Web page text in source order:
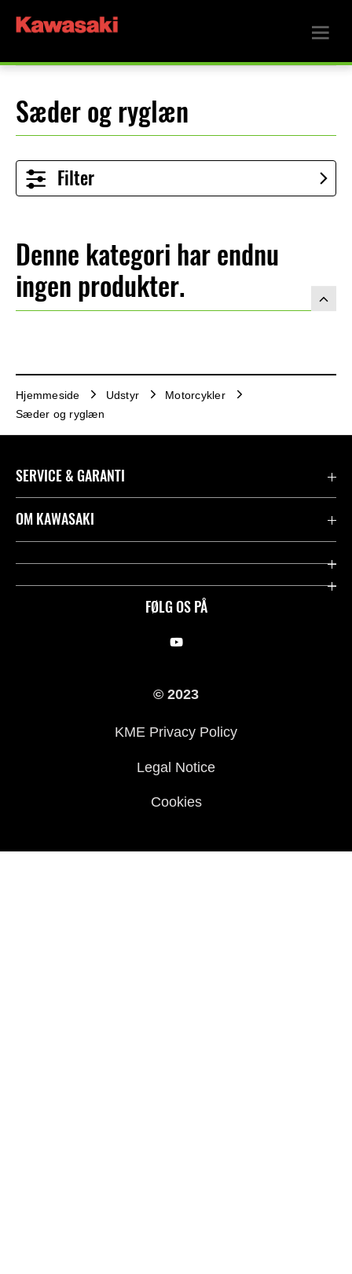
Sæder og ryglæn
Filter
Denne kategori har endnu
ingen produkter.
Hjemmeside Udstyr
Motorcykler
Sæder og ryglæn
FØLG OS PÅ
SERVICE & GARANTI
Kontakt
OM KAWASAKI
Mission & værdier
© 2023
KME Privacy Policy
Legal Notice
Cookies